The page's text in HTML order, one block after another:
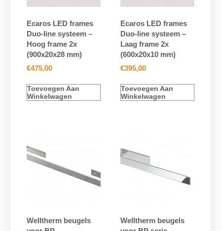
Ecaros LED frames
Duo-line systeem –
Hoog frame 2x
(900x20x28 mm)
€475,00
Toevoegen Aan
Winkelwagen
Ecaros LED frames
Duo-line systeem –
Laag frame 2x
(600x20x10 mm)
€395,00
Toevoegen Aan
Winkelwagen
Welltherm beugels
Welltherm beugels